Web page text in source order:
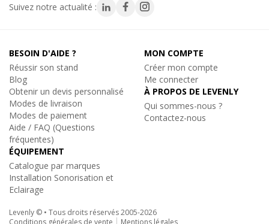
• Livré avec 1x kit de jonction
• Section carrée de 240 mm d'entraxe entre chaque tube (290
mm extérieur)
• Assemblage par manchon à goupille conique et clavette
• Angle – 2 directions : 90°
- Engagement pièces détachées : 5 ans (décret n°2014-
1482)
Suivez notre actualité :
BESOIN D'AIDE ?
Réussir son stand
Blog
Obtenir un devis personnalisé
Modes de livraison
Modes de paiement
Aide / FAQ (Questions
fréquentes)
ÉQUIPEMENT
Catalogue par marques
Installation Sonorisation et
Eclairage
MON COMPTE
Créer mon compte
Me connecter
À PROPOS DE LEVENLY
Qui sommes-nous ?
Contactez-nous
Levenly © • Tous droits réservés 2005-2026
Conditions générales de vente
Mentions légales